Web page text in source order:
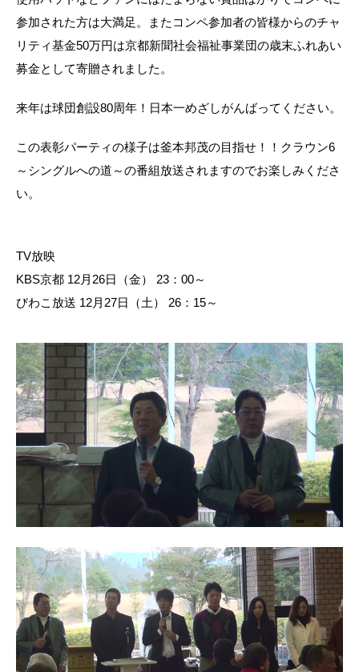
参加された方は大満足。またコンペ参加者の皆様からのチャ
リティ基金50万円は京都新聞社会福祉事業団の歳末ふれあい
募金として寄贈されました。
来年は球団創設80周年！日本一めざしがんばってください。
この表彰パーティの様子は釜本邦茂の目指せ！！クラウン6
～シングルへの道～の番組放送されますのでお楽しみくださ
い。
TV放映
KBS京都 12月26日（金） 23：00～
びわこ放送 12月27日（土） 26：15～